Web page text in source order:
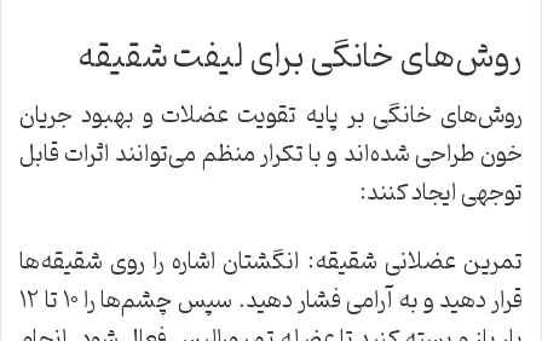
روش‌های خانگی برای لیفت شقیقه
روش‌های خانگی بر پایه تقویت عضلات و بهبود جریان
خون طراحی شده‌اند و با تکرار منظم می‌توانند اثرات قابل
توجهی ایجاد کنند:
تمرین عضلانی شقیقه: انگشتان اشاره را روی شقیقه‌ها
قرار دهید و به آرامی فشار دهید. سپس چشم‌ها را ۱۰ تا ۱۲